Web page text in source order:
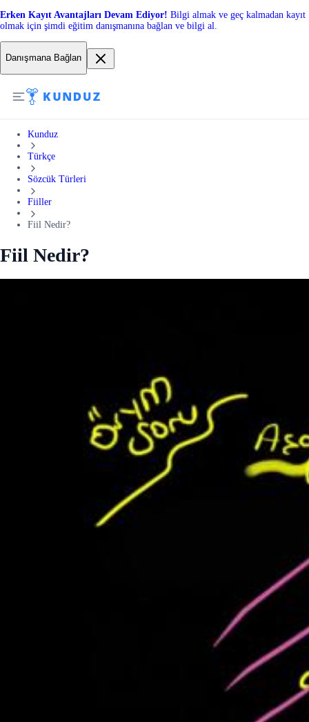
Erken Kayıt Avantajları Devam Ediyor! Bilgi almak ve geç kalmadan kayıt
olmak için şimdi eğitim danışmanına bağlan ve bilgi al.
Danışmana Bağlan
Kunduz
Türkçe
Sözcük Türleri
Fiiller
Fiil Nedir?
Fiil Nedir?